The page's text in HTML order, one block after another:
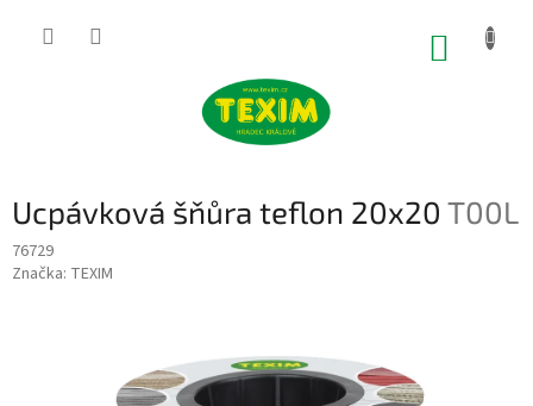
Ucpávková šňůra teflon 20x20 T00L
76729
Značka: TEXIM